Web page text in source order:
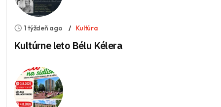
1 týždeň ago Kultúra
Kultúrne leto Bélu Kélera